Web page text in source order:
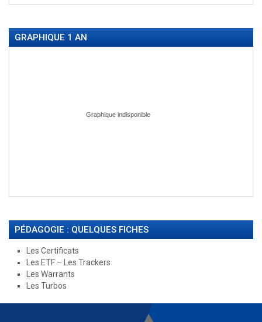
GRAPHIQUE 1 AN
PÉDAGOGIE : QUELQUES FICHES
Les Certificats
Les ETF – Les Trackers
Les Warrants
Les Turbos